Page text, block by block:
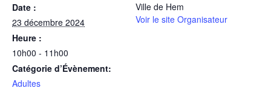
Date :
23 décembre 2024
Heure :
10h00 - 11h00
Catégorie d’Évènement:
Adultes
Ville de Hem
Voir le site Organisateur